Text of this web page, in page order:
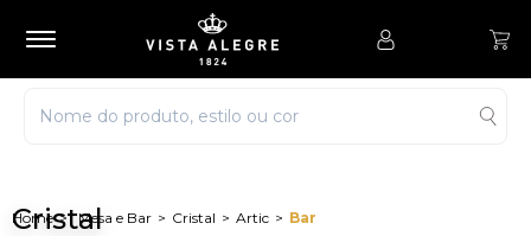
Mesa e Bar Cristal Artic Bar
Cristal